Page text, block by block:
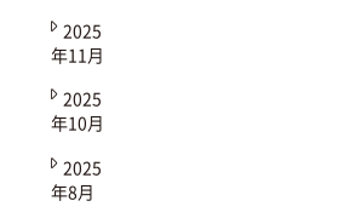
2025
年11月
2025
年10月
2025
年8月